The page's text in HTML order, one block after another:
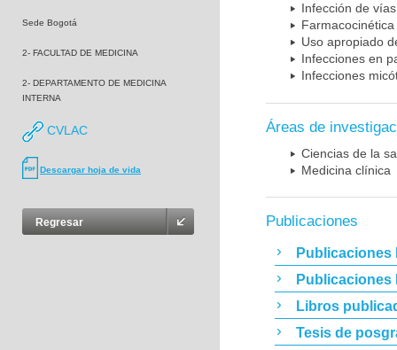
Sede Bogotá
2- FACULTAD DE MEDICINA
2- DEPARTAMENTO DE MEDICINA
INTERNA
CVLAC
Descargar hoja de vida
Regresar
Infección de
Uso apropiado
Infecciones en
Infecciones
Áreas de
Ciencias de la
Medicina clínica
Publicaciones
Publicaciones
Publicaciones
Libros
Tesis de